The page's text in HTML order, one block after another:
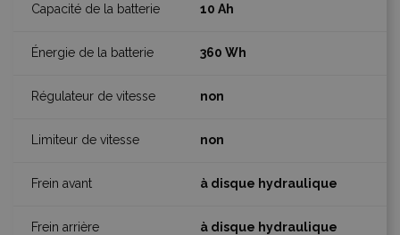
10 Ah
360 Wh
non
non
à disque hydraulique
à disque hydraulique